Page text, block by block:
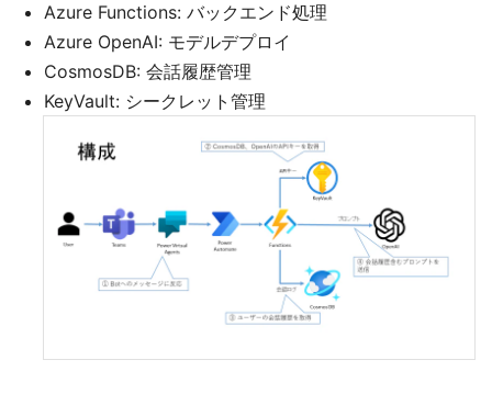
Azure Functions: バックエンド処理
Azure OpenAI: モデルデプロイ
CosmosDB: 会話履歴管理
KeyVault: シークレット管理